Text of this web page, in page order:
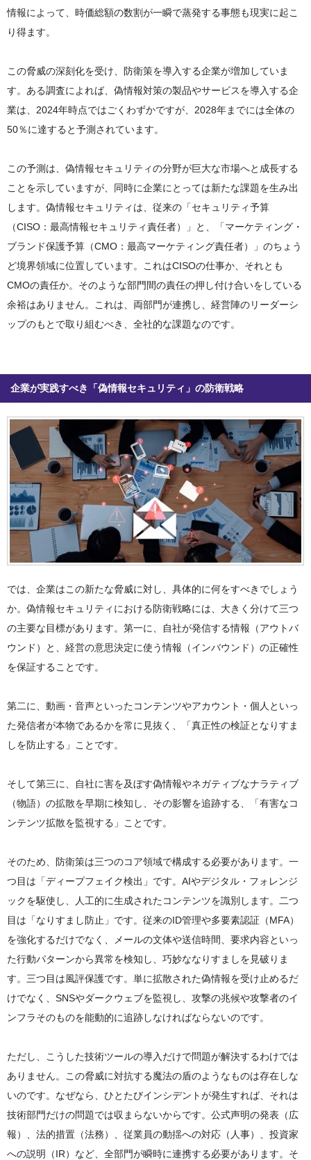
情報によって、時価総額の数割が一瞬で蒸発する事態も現実に起こ
り得ます。
この脅威の深刻化を受け、防衛策を導入する企業が増加していま
す。ある調査によれば、偽情報対策の製品やサービスを導入する企
業は、2024年時点ではごくわずかですが、2028年までには全体の
50％に達すると予測されています。
この予測は、偽情報セキュリティの分野が巨大な市場へと成長する
ことを示していますが、同時に企業にとっては新たな課題を生み出
します。偽情報セキュリティは、従来の「セキュリティ予算
（CISO：最高情報セキュリティ責任者）」と、「マーケティング・
ブランド保護予算（CMO：最高マーケティング責任者）」のちょう
ど境界領域に位置しています。これはCISOの仕事か、それとも
CMOの責任か。そのような部門間の責任の押し付け合いをしている
余裕はありません。これは、両部門が連携し、経営陣のリーダーシ
ップのもとで取り組むべき、全社的な課題なのです。
企業が実践すべき「偽情報セキュリティ」の防衛戦略
では、企業はこの新たな脅威に対し、具体的に何をすべきでしょう
か。偽情報セキュリティにおける防衛戦略には、大きく分けて三つ
の主要な目標があります。第一に、自社が発信する情報（アウトバ
ウンド）と、経営の意思決定に使う情報（インバウンド）の正確性
を保証することです。
第二に、動画・音声といったコンテンツやアカウント・個人といっ
た発信者が本物であるかを常に見抜く、「真正性の検証となりすま
しを防止する」ことです。
そして第三に、自社に害を及ぼす偽情報やネガティブなナラティブ
（物語）の拡散を早期に検知し、その影響を追跡する、「有害なコ
ンテンツ拡散を監視する」ことです。
そのため、防衛策は三つのコア領域で構成する必要があります。一
つ目は「ディープフェイク検出」です。AIやデジタル・フォレンジ
ックを駆使し、人工的に生成されたコンテンツを識別します。二つ
目は「なりすまし防止」です。従来のID管理や多要素認証（MFA）
を強化するだけでなく、メールの文体や送信時間、要求内容といっ
た行動パターンから異常を検知し、巧妙ななりすましを見破りま
す。三つ目は風評保護です。単に拡散された偽情報を受け止めるだ
けでなく、SNSやダークウェブを監視し、攻撃の兆候や攻撃者のイ
ンフラそのものを能動的に追跡しなければならないのです。
ただし、こうした技術ツールの導入だけで問題が解決するわけでは
ありません。この脅威に対抗する魔法の盾のようなものは存在しな
いのです。なぜなら、ひとたびインシデントが発生すれば、それは
技術部門だけの問題では収まらないからです。公式声明の発表（広
報）、法的措置（法務）、従業員の動揺への対応（人事）、投資家
への説明（IR）など、全部門が瞬時に連携する必要があります。そ